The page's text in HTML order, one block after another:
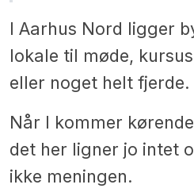
I Aarhus Nord ligger
lokale til møde,
eller noget helt fjerde.
Når I kommer
det her ligner jo intet
ikke meningen.